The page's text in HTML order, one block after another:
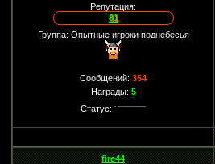
Репутация:
81
Группа: Опытные игроки поднебесья
Сообщений:354
Награды: 5
Статус:
fire44